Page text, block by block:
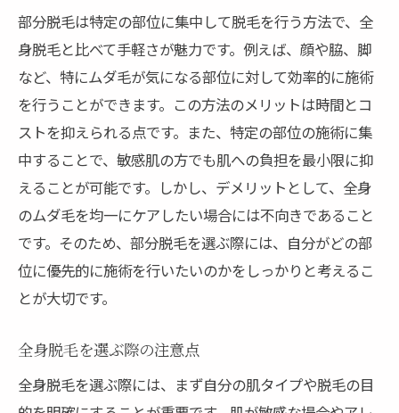
部分脱毛は特定の部位に集中して脱毛を行う方法で、全
身脱毛と比べて手軽さが魅力です。例えば、顔や脇、脚
など、特にムダ毛が気になる部位に対して効率的に施術
を行うことができます。この方法のメリットは時間とコ
ストを抑えられる点です。また、特定の部位の施術に集
中することで、敏感肌の方でも肌への負担を最小限に抑
えることが可能です。しかし、デメリットとして、全身
のムダ毛を均一にケアしたい場合には不向きであること
です。そのため、部分脱毛を選ぶ際には、自分がどの部
位に優先的に施術を行いたいのかをしっかりと考えるこ
とが大切です。
全身脱毛を選ぶ際の注意点
全身脱毛を選ぶ際には、まず自分の肌タイプや脱毛の目